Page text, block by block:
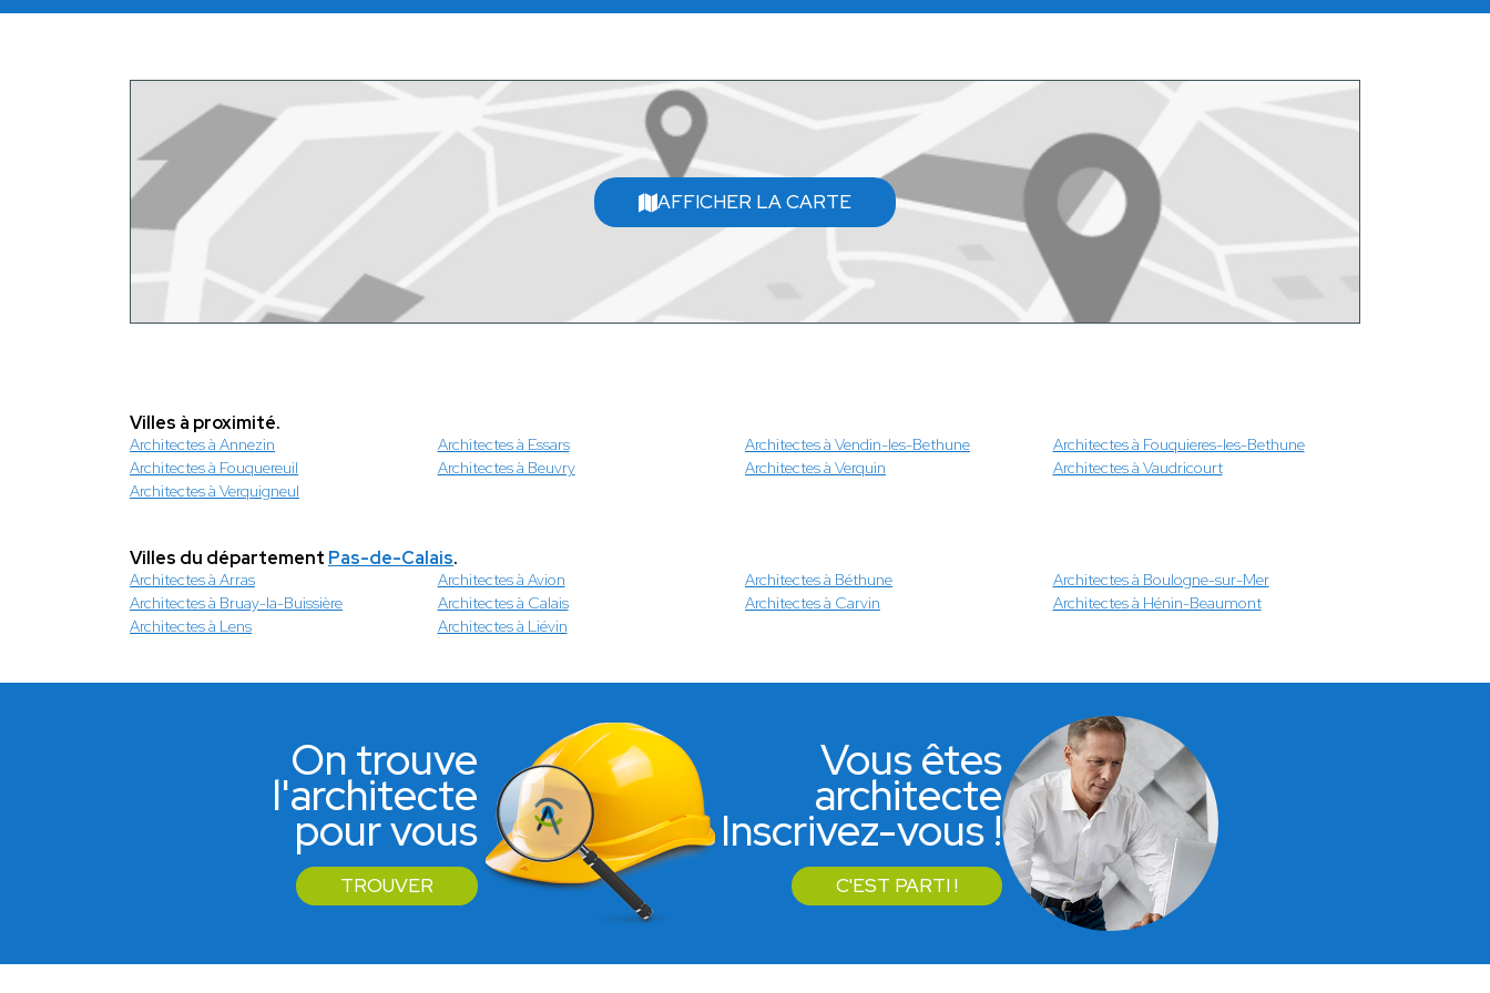
AFFICHER LA CARTE
Villes à proximité.
Architectes à Annezin Architectes à Essars Architectes à Vendin-les-Bethune
Architectes à Fouquieres-les-Bethune
Architectes à Fouquereuil
Architectes à Beuvry Architectes à Verquin
Architectes à Vaudricourt
Architectes à Verquigneul
Villes du département Pas-de-Calais.
Architectes à Arras Architectes à Avion Architectes à Béthune
Architectes à Boulogne-sur-Mer
Architectes à Bruay-la-Buissière
Architectes à Calais Architectes à Carvin
Architectes à Hénin-Beaumont
Architectes à Lens
Architectes à Liévin
On trouve
l'architecte
pour vous
TROUVER
Vous êtes
architecte
Inscrivez-vous !
C'EST PARTI !